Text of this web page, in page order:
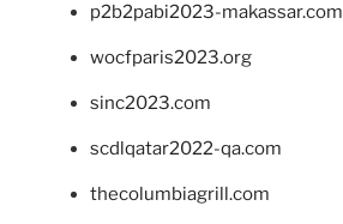
p2b2pabi2023-makassar.com
wocfparis2023.org
sinc2023.com
scdlqatar2022-qa.com
thecolumbiagrill.com